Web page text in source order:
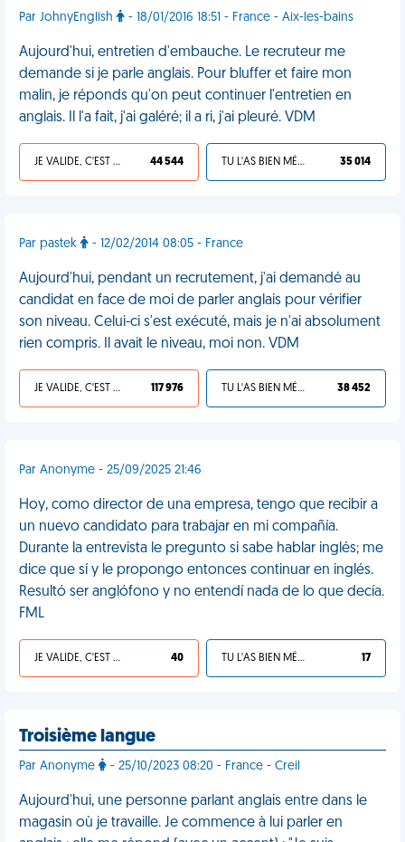
Par JohnyEnglish - 18/01/2016 18:51 - France - Aix-les-bains
Aujourd'hui, entretien d'embauche. Le recruteur me
demande si je parle anglais. Pour bluffer et faire mon
malin, je réponds qu'on peut continuer l'entretien en
anglais. Il l'a fait, j'ai galéré; il a ri, j'ai pleuré. VDM
JE VALIDE, C'EST UNE VDM 44 544 TU L'AS BIEN MÉRITÉ 35 014
Par pastek - 12/02/2014 08:05 - France
Aujourd'hui, pendant un recrutement, j'ai demandé au
candidat en face de moi de parler anglais pour vérifier
son niveau. Celui-ci s'est exécuté, mais je n'ai absolument
rien compris. Il avait le niveau, moi non. VDM
JE VALIDE, C'EST UNE VDM 117 976 TU L'AS BIEN MÉRITÉ 38 452
Par Anonyme - 25/09/2025 21:46
Hoy, como director de una empresa, tengo que recibir a
un nuevo candidato para trabajar en mi compañía.
Durante la entrevista le pregunto si sabe hablar inglés; me
dice que sí y le propongo entonces continuar en inglés.
Resultó ser anglófono y no entendí nada de lo que decía.
FML
JE VALIDE, C'EST UNE VDM 40 TU L'AS BIEN MÉRITÉ 17
Troisième langue
Par Anonyme - 25/10/2023 08:20 - France - Creil
Aujourd'hui, une personne parlant anglais entre dans le
magasin où je travaille. Je commence à lui parler en